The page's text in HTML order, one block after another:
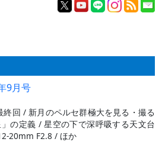
9月号
終回 / 新月のペルセ群極大を見る・撮る
の定義 / 星空の下で深呼吸する天文台
20mm F2.8 / ほか